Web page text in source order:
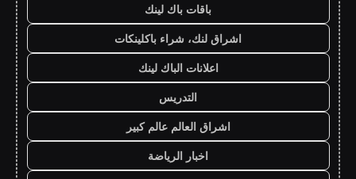
باقات باك لينك
اشراق لنك، شراء باكلينكات
اعلانات الباك لينك
التدريس
اشراق العالم عالم كبير
اخبار الرياضة